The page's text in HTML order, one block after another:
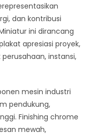
dan kontribusi
ini dirancang
apresiasi proyek,
instansi,
mesin industri
pendukung,
Finishing chrome
mewah,